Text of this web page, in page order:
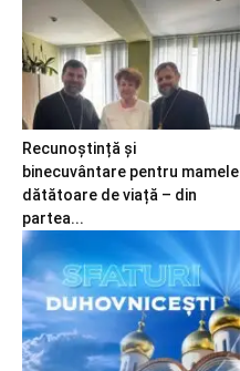
Recunoștință și
binecuvântare pentru mamele
dătătoare de viață – din
partea...